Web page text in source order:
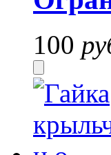
100